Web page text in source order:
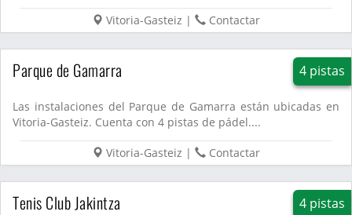
pistas de...
Vitoria-Gasteiz | Contactar
Parque de Gamarra 4 pistas
Las instalaciones del Parque de Gamarra están ubicadas en
Vitoria-Gasteiz. Cuenta con 4 pistas de pádel....
Vitoria-Gasteiz | Contactar
Tenis Club Jakintza 4 pistas